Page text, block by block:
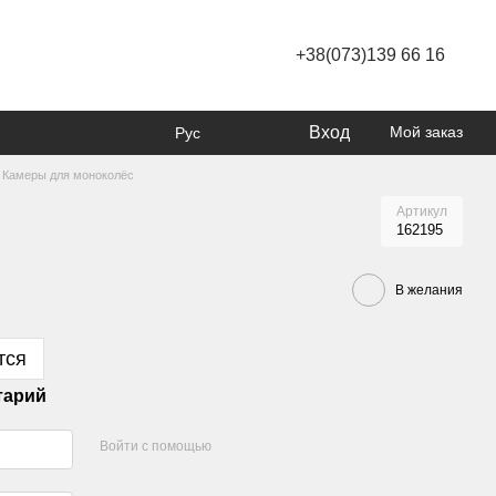
+38(073)139 66 16
Рус Вход Мой заказ
Камеры для моноколёс
Артикул
162195
В желания
Войти с помощью